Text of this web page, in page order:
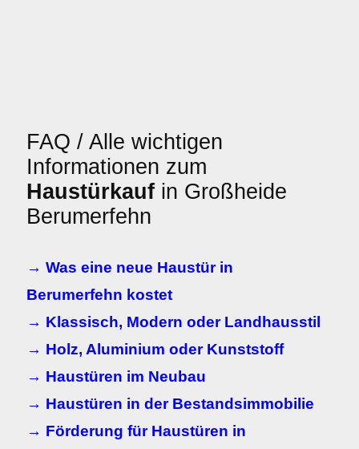
FAQ / Alle wichtigen
Informationen zum
Haustürkauf in Großheide
Berumerfehn
→ Was eine neue Haustür in
Berumerfehn kostet
→ Klassisch, Modern oder Landhausstil
→ Holz, Aluminium oder Kunststoff
→ Haustüren im Neubau
→ Haustüren in der Bestandsimmobilie
→ Förderung für Haustüren in